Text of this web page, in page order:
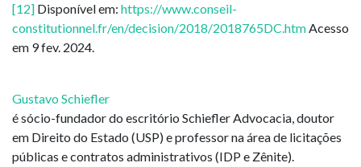
[12] Disponível em: https://www.conseil-
constitutionnel.fr/en/decision/2018/2018765DC.htmAcesso
em 9 fev. 2024.
Gustavo Schiefler
é sócio-fundador do escritório Schiefler Advocacia, doutor
em Direito do Estado (USP) e professor na área de licitações
públicas e contratos administrativos (IDP e Zênite).